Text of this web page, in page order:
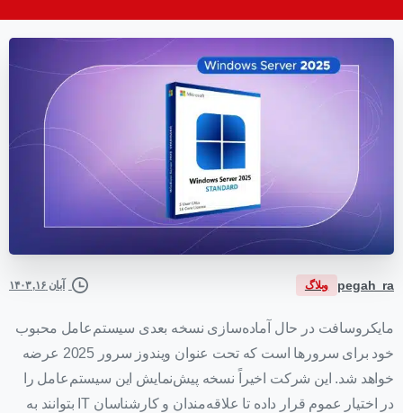
pegah_ra وبلاگ آبان ۱۶, ۱۴۰۳
مایکروسافت در حال آماده‌سازی نسخه بعدی سیستم‌عامل محبوب
خود برای سرورها است که تحت عنوان ویندوز سرور 2025 عرضه
خواهد شد. این شرکت اخیراً نسخه پیش‌نمایش این سیستم‌عامل را
در اختیار عموم قرار داده تا علاقه‌مندان و کارشناسان IT بتوانند به